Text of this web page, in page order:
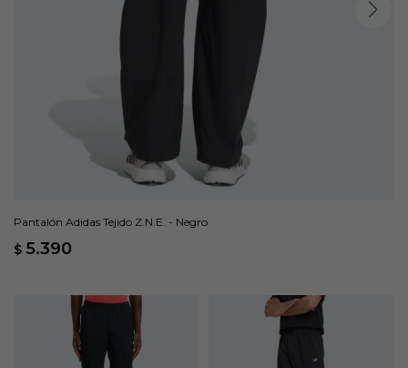
Pantalón Adidas Tejido Z.N.E. - Negro
$ 5.390